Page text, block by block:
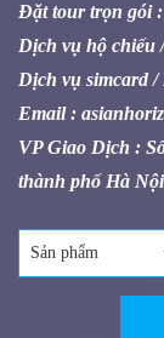
Đặt tour trọn gói :
Dịch vụ hộ chiếu
Dịch vụ simcard /
Email :
VP Giao Dịch :
thành phố Hà Nội